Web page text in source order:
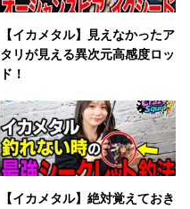
【イカメタル】見えなかったア
タリが見える異次元高感度ロッ
ド！
【イカメタル】絶対覚えておき